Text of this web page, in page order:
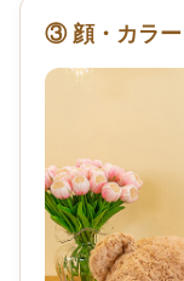
③ 顔・カラー